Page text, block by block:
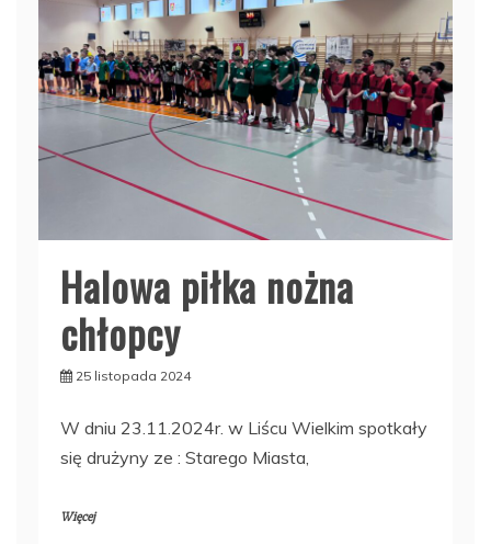
Halowa piłka nożna
chłopcy
25 listopada 2024
W dniu 23.11.2024r. w Liścu Wielkim spotkały
się drużyny ze : Starego Miasta,
Więcej